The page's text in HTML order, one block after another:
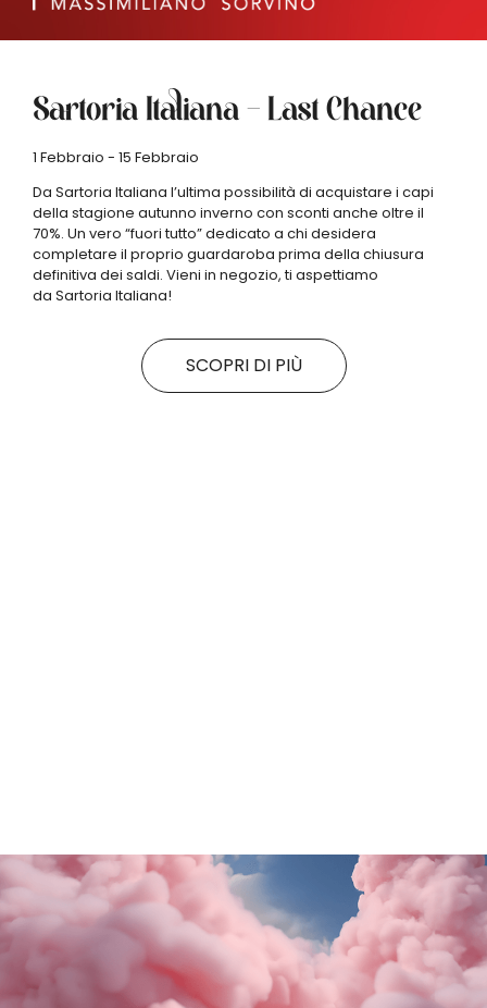
Sartoria Italiana – Last Chance
1 Febbraio - 15 Febbraio
Da Sartoria Italiana l’ultima possibilità di acquistare i capi
della stagione autunno inverno con sconti anche oltre il
70%. Un vero “fuori tutto” dedicato a chi desidera
completare il proprio guardaroba prima della chiusura
definitiva dei saldi. Vieni in negozio, ti aspettiamo
da Sartoria Italiana!
SCOPRI DI PIÙ